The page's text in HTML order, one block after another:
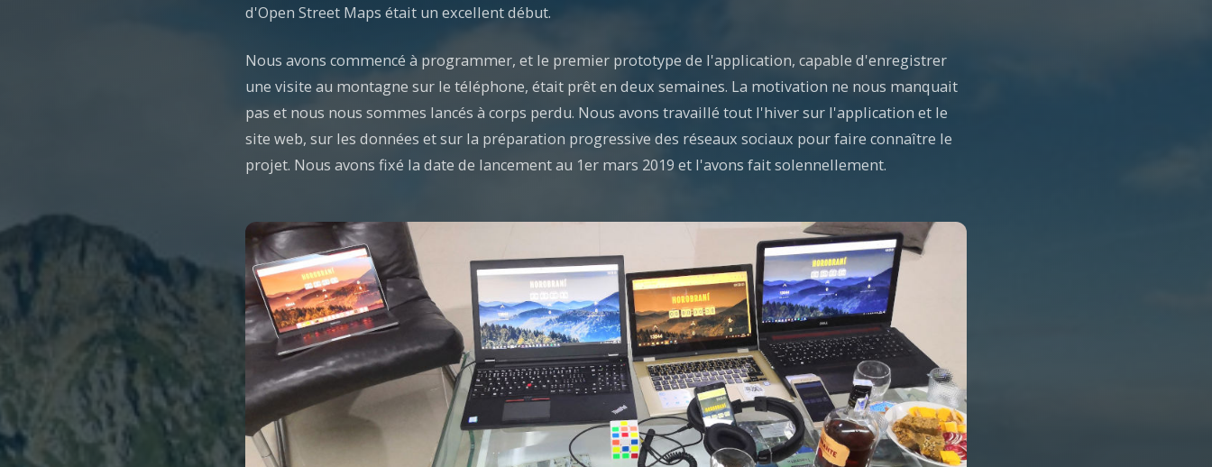
d'Open Street Maps était un excellent début.
Nous avons commencé à programmer, et le premier prototype de l'application, capable d'enregistrer
une visite au montagne sur le téléphone, était prêt en deux semaines. La motivation ne nous manquait
pas et nous nous sommes lancés à corps perdu. Nous avons travaillé tout l'hiver sur l'application et le
site web, sur les données et sur la préparation progressive des réseaux sociaux pour faire connaître le
projet. Nous avons fixé la date de lancement au 1er mars 2019 et l'avons fait solennellement.